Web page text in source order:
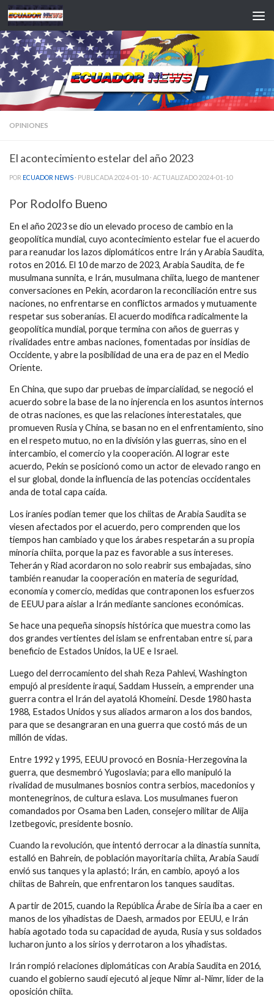
Saltar al contenido
OPINIONES
El acontecimiento estelar del año 2023
POR ECUADOR NEWS · PUBLICADA2024-01-10 · ACTUALIZADO2024-01-10
Por Rodolfo Bueno
En el año 2023 se dio un elevado proceso de cambio en la
geopolítica mundial, cuyo acontecimiento estelar fue el acuerdo
para reanudar los lazos diplomáticos entre Irán y Arabia Saudita,
rotos en 2016. El 10 de marzo de 2023, Arabia Saudita, de fe
musulmana sunnita, e Irán, musulmana chiita, luego de mantener
conversaciones en Pekín, acordaron la reconciliación entre sus
naciones, no enfrentarse en conflictos armados y mutuamente
respetar sus soberanías. El acuerdo modifica radicalmente la
geopolítica mundial, porque termina con años de guerras y
rivalidades entre ambas naciones, fomentadas por insidias de
Occidente, y abre la posibilidad de una ‎era de paz en el Medio
Oriente.
En China, que supo dar pruebas de imparcialidad, se negoció el
acuerdo sobre la base de la no injerencia en los asuntos internos
de otras naciones, es que las relaciones interestatales, que
promueven Rusia y China, se basan no en el enfrentamiento, sino
en el respeto mutuo, no en la división y las guerras, sino en el
intercambio, el comercio y la ‎cooperación. Al lograr este
acuerdo, Pekín se posicionó como un actor de elevado rango en
el sur global, donde la influencia de las potencias occidentales
anda de total capa caída.
‎Los iraníes podían temer que los chiitas de Arabia Saudita se
viesen afectados por el acuerdo, pero comprenden que los
tiempos han cambiado y que los árabes respetarán a su propia
minoría ‎chiita, porque la paz es favorable a sus intereses.
Teherán y Riad acordaron no solo reabrir sus embajadas, sino
también reanudar la cooperación en materia de seguridad,
economía y comercio, medidas que contraponen los esfuerzos
de EEUU para aislar a Irán mediante sanciones económicas.
‎Se hace una pequeña sinopsis histórica que muestra como las
dos grandes vertientes del islam ‎se enfrentaban entre sí, para
beneficio de Estados Unidos, la UE e ‎Israel.
Luego del derrocamiento del shah Reza Pahlevi, Washington
empujó al presidente iraquí, Saddam Hussein, a emprender una
guerra contra el Irán del ayatolá Khomeini. Desde 1980 hasta
1988, Estados Unidos y sus aliados armaron a los ‎dos bandos,
para que se desangraran en una guerra que costó más de un
millón de vidas.
Entre 1992 y 1995, EEUU provocó en Bosnia-Herzegovina la
guerra, que desmembró Yugoslavia; para ello manipuló la
rivalidad de musulmanes bosnios contra serbios, macedonios y
montenegrinos, de ‎cultura eslava. Los musulmanes fueron
‎comandados por Osama ben Laden, consejero militar de Alija
‎Izetbegovic, presidente bosnio.
Cuando la ‎revolución, que intentó derrocar a la dinastía ‎sunnita,
estalló en Bahrein, de población mayoritaria chiita, Arabia Saudí
envió ‎sus tanques y la aplastó; Irán, en cambio, apoyó a los
chiitas de Bahrein, que ‎enfrentaron los tanques sauditas.
A partir de 2015, cuando la República Árabe de Siria iba a caer en
manos de los yihadistas de Daesh, armados por EEUU, e Irán
había agotado toda su capacidad de ayuda, Rusia y sus soldados
lucharon junto a los sirios y derrotaron a los ‎yihadistas.
Irán rompió relaciones diplomáticas con Arabia Saudita en 2016,
cuando el gobierno saudí ejecutó al jeque Nimr al-‎Nimr, líder de la
oposición chiita.